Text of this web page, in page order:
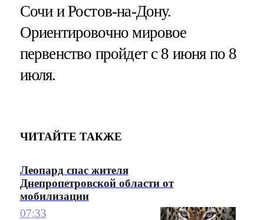
Сочи и Ростов-на-Дону.
Ориентировочно мировое
первенство пройдет с 8 июня по 8
июля.
ЧИТАЙТЕ ТАКЖЕ
Леопард спас жителя
Днепропетровской области от
мобилизации
07:33